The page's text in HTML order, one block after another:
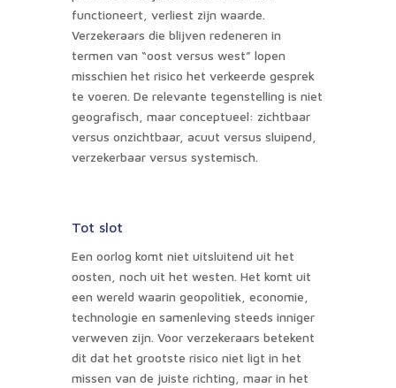
functioneert, verliest zijn waarde.
Verzekeraars die blijven redeneren in
termen van “oost versus west” lopen
misschien het risico het verkeerde gesprek
te voeren. De relevante tegenstelling is niet
geografisch, maar conceptueel: zichtbaar
versus onzichtbaar, acuut versus sluipend,
verzekerbaar versus systemisch.
Tot slot
Een oorlog komt niet uitsluitend uit het
oosten, noch uit het westen. Het komt uit
een wereld waarin geopolitiek, economie,
technologie en samenleving steeds inniger
verweven zijn. Voor verzekeraars betekent
dit dat het grootste risico niet ligt in het
missen van de juiste richting, maar in het